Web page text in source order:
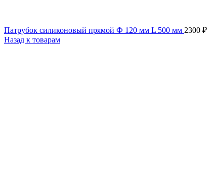
Патрубок силиконовый прямой Ф 120 мм L 500 мм 2300 ₽
Назад к товарам